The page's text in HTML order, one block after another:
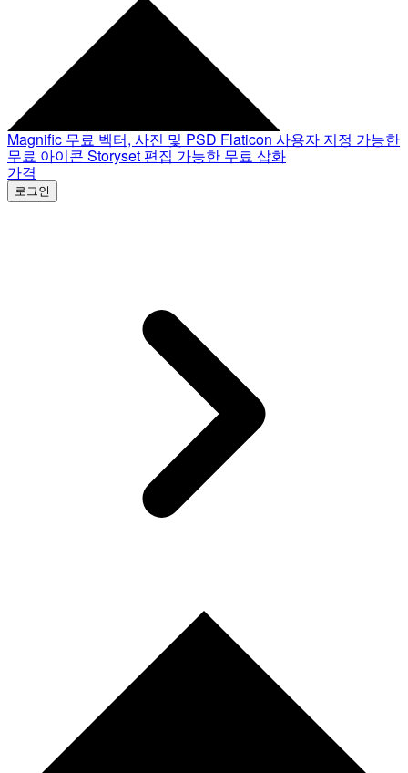
Magnific 무료 벡터, 사진 및 PSD Flaticon 사용자 지정 가능한
무료 아이콘 Storyset 편집 가능한 무료 삽화
가격
로그인